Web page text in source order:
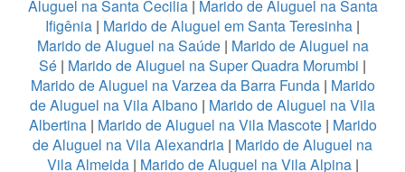
Aluguel na Santa Cecilia| Marido de Aluguel na Santa
Ifigênia | Marido de Aluguel em Santa Teresinha |
Marido de Aluguel na Saúde| Marido de Aluguel na
Sé | Marido de Aluguel na Super Quadra Morumbi |
Marido de Aluguel na Varzea da Barra Funda| Marido
de Aluguel na Vila Albano | Marido de Aluguel na Vila
Albertina| Marido de Aluguel na Vila Mascote| Marido
de Aluguel na Vila Alexandria | Marido de Aluguel na
Vila Almeida | Marido de Aluguel na Vila Alpina |